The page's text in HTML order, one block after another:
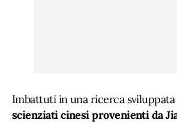
Imbattuti in una ricerca sviluppata
scienziati cinesi provenienti da